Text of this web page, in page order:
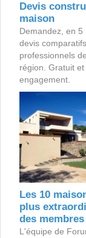
Devis
maison
Demandez, en 5
devis
professionnels
région. Gratuit et
engagement.
Les 10
plus
des membres
L'équipe de